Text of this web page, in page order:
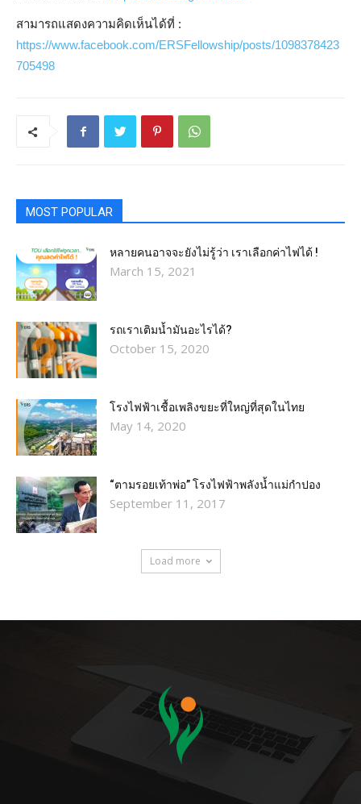
สามารถแสดงความคิดเห็นได้ที่ :
https://www.facebook.com/ERSFellowship/posts/1098378423
705498
MOST POPULAR
หลายคนอาจจะยังไม่รู้ว่า เราเลือกค่าไฟได้ !
March 15, 2021
รถเราเติมน้ำมันอะไรได้?​
October 15, 2020
โรงไฟฟ้าเชื้อเพลิงขยะที่ใหญ่ที่สุดในไทย
May 14, 2020
“ตามรอยเท้าพ่อ” โรงไฟฟ้าพลังน้ำแม่กำปอง
September 11, 2017
Load more